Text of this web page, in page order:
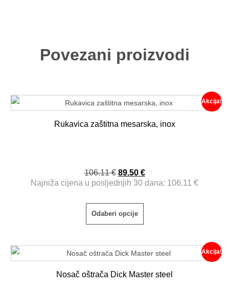
Povezani proizvodi
Akcija!
Rukavica zaštitna mesarska, inox
106.11€ 89.50 €
Najniža cijena u posljednjih 30 dana: 106.11 €
Odaberi opcije
Akcija!
Nosač oštrača Dick Master steel